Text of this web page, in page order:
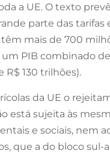
a UE. O texto
parte das tarifas
têm mais de 700
PIB combinado de
R$ 130 trilhões).
da UE o
está sujeita às
e sociais, nem
que a do bloco sul-